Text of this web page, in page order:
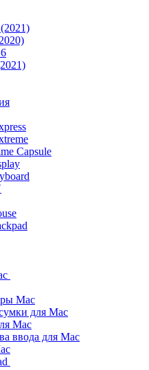
Capsule
Mac
для Mac
Mac
ввода для Mac